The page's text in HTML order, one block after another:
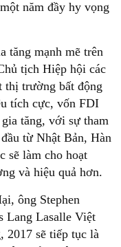
năm đầy hy vọng
tăng mạnh mẽ trên
tịch Hiệp hội các
thị trường bất động
tích cực, vốn FDI
tăng, với sự tham
từ Nhật Bản, Hàn
sẽ làm cho hoạt
và hiệu quả hơn.
ông Stephen
Lang Lasalle Việt
2017 sẽ tiếp tục là